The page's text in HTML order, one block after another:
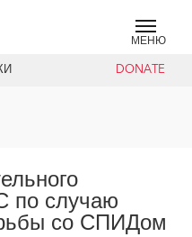
МЕНЮ
DONATE
по случаю
со СПИДом